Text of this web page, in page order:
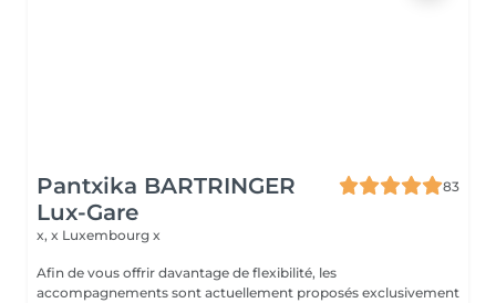
Pantxika BARTRINGER
Lux-Gare
83
x, x Luxembourg x
Afin de vous offrir davantage de flexibilité, les
accompagnements sont actuellement proposés exclusivement